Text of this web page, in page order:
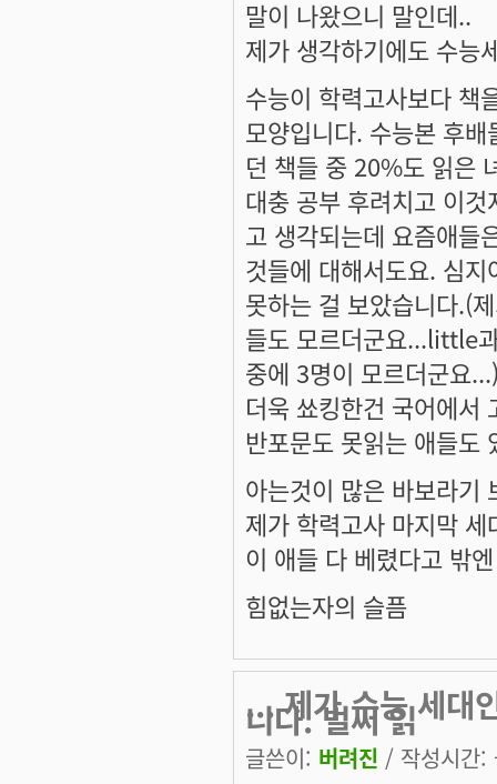
말이 나왔으니 말인데..
제가 생각하기에도 수능
수능이 학력고사보다 책
모양입니다. 수능본 후
던 책들 중 20%도 읽은
대충 공부 후려치고 이
고 생각되는데 요즘애들
것들에 대해서도요. 심
못하는 걸 보았습니다.(
들도 모르더군요...little
중에 3명이 모르더군요
더욱 쑈킹한건 국어에서
반포문도 못읽는 애들도
아는것이 많은 바보라기
제가 학력고사 마지막
이 애들 다 베렸다고 밖
힘없는자의 슬픔
... 제가 수능 세대
니다. 벌써 읽
글쓴이: 버려진 / 작성시간